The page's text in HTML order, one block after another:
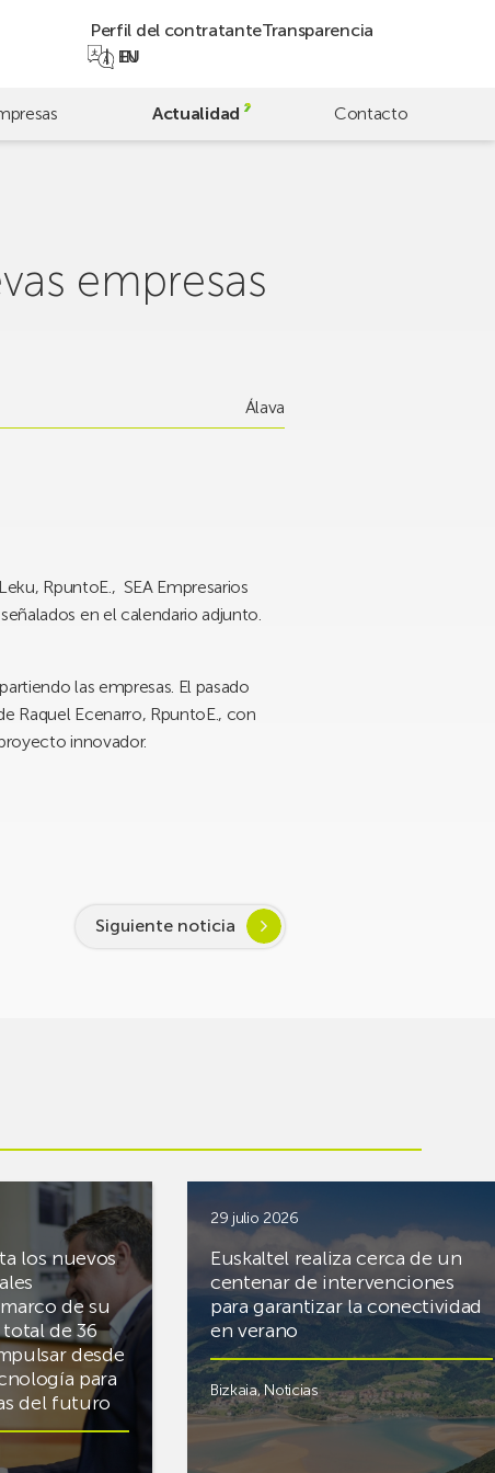
Perfil del contratanteTransparencia
EU
EN
Actualidad Contacto
empresas
Álava
RpuntoE., SEA Empresarios
en el calendario adjunto.
las empresas. El pasado
Raquel Ecenarro, RpuntoE., con
innovador.
Siguiente noticia
los nuevos
de su
de 36
desde
para
del futuro
29 julio 2026
Euskaltel realiza cerca de un
centenar de intervenciones
para garantizar la conectividad
en verano
Bizkaia,Noticias